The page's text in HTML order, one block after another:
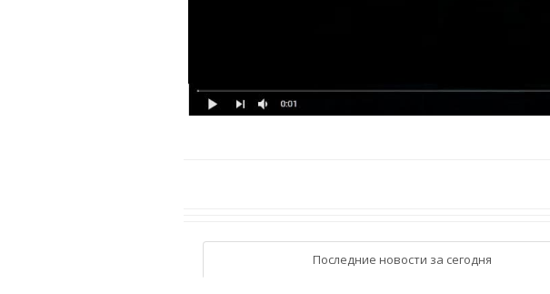
Последние новости за сегодня